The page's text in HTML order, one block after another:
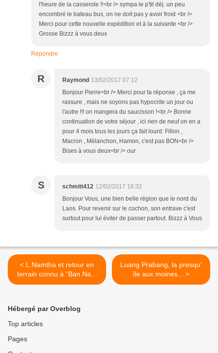
l'heure de la casserole !!<br /> sympa le p'tit déj. un peu
encombré le bateau bus, on ne doit pas y avoir froid <br />
Merci pour cette nouvelle expédition et à la suivante <br />
Grosse Bizzz à vous deux
Répondre
R Raymond 13/02/2017 07:12
Bonjour Pierre<br /> Merci pour ta réponse , ça me
rassure , mais ne soyons pas hypocrite un jour ou
l'autre !!! on mangera du saucisson !<br /> Bonne
continuation de votre séjour , ici rien de neuf on en a
pour 4 mois tous les jours ça fait lourd: Fillon ,
Macron , Mélanchon, Hamon, c'est pas BON<br />
Bises à vous deux<br /> our
S schmitt412 12/02/2017 16:32
Bonjour Vous, une bien belle région que le nord du
Laos. Pour revenir sur le cochon, son entrave c'est
surtout pour lui éviter de passer partout. Bizzz à Vous
< L.Namtha et retour en
terrain connu à "Ban Nam
Dee"...
Luang Prabang, la presqu'
île aux moines... >
Hébergé par Overblog
Top articles
Pages